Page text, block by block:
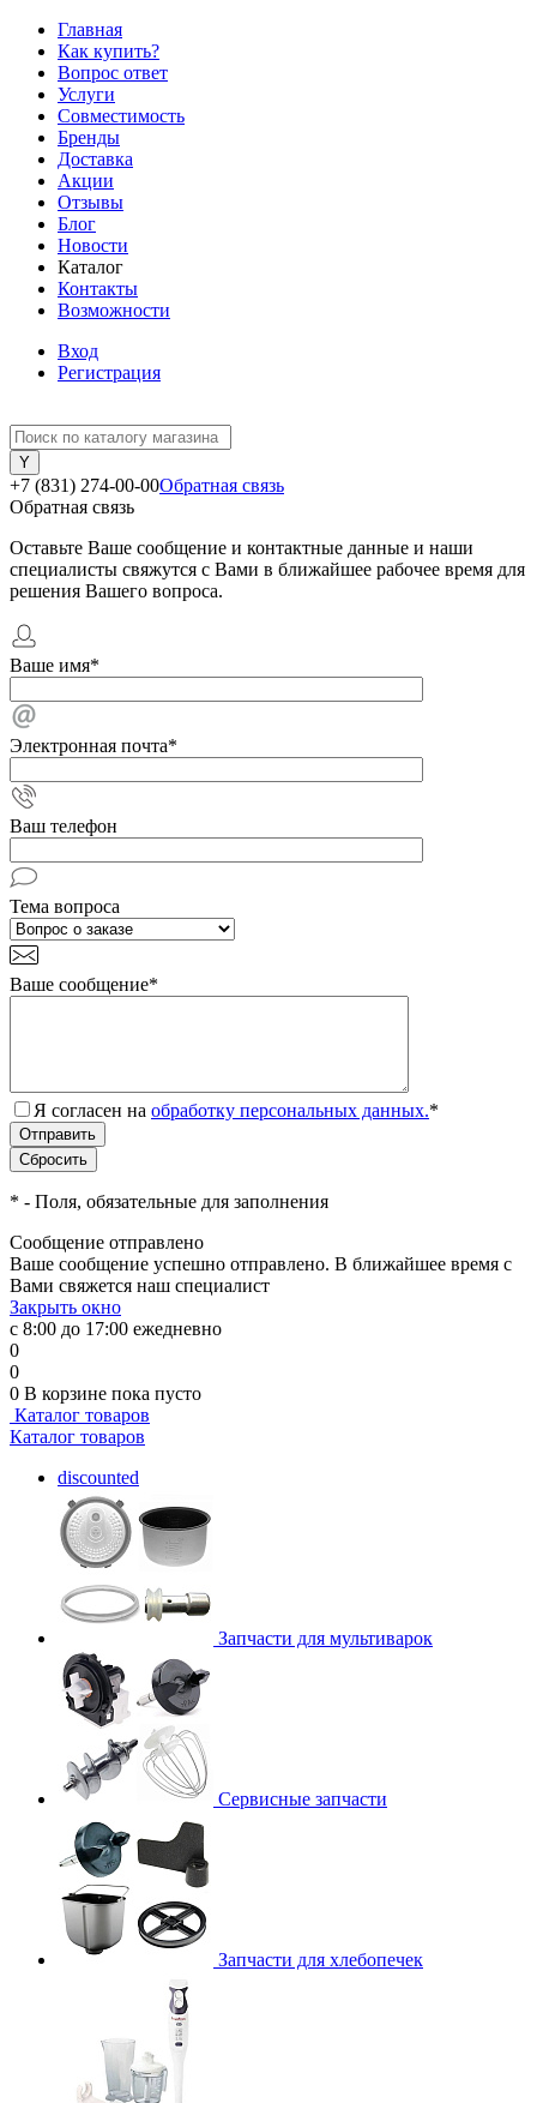
Главная
Как купить?
Вопрос ответ
Услуги
Совместимость
Бренды
Доставка
Акции
Отзывы
Блог
Новости
Каталог
Контакты
Возможности
Вход
Регистрация
+7 (831) 274-00-00Обратная связь
Обратная связь
Оставьте Ваше сообщение и контактные данные и наши
специалисты свяжутся с Вами в ближайшее рабочее время для
решения Вашего вопроса.
Ваше имя*
Электронная почта*
Ваш телефон
Тема вопроса
Ваше сообщение*
Я согласен на обработку персональных данных.*
* - Поля, обязательные для заполнения
Сообщение отправлено
Ваше сообщение успешно отправлено. В ближайшее время с
Вами свяжется наш специалист
Закрыть окно
с 8:00 до 17:00 ежедневно
0
0
0 В корзине пока пусто
Каталог товаров
Каталог товаров
discounted
Запчасти для мультиварок
Сервисные запчасти
Запчасти для хлебопечек